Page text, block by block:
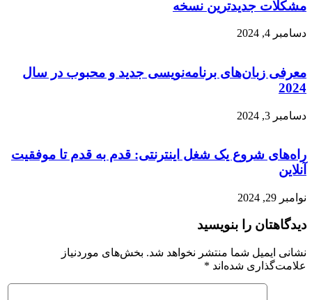
مشکلات جدیدترین نسخه
دسامبر 4, 2024
معرفی زبان‌های برنامه‌نویسی جدید و محبوب در سال
2024
دسامبر 3, 2024
راه‌های شروع یک شغل اینترنتی: قدم به قدم تا موفقیت
آنلاین
نوامبر 29, 2024
دیدگاهتان را بنویسید
نشانی ایمیل شما منتشر نخواهد شد. بخش‌های موردنیاز
علامت‌گذاری شده‌اند *